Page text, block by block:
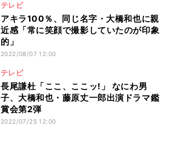
テレビ
アキラ100％、同じ名字・大橋和也に親
近感「常に笑顔で撮影していたのが印象
的」
2022/08/07 12:00
テレビ
長尾謙杜「ここ、ここッ!」 なにわ男
子、大橋和也・藤原丈一郎出演ドラマ鑑
賞会第2弾
2022/07/25 12:00